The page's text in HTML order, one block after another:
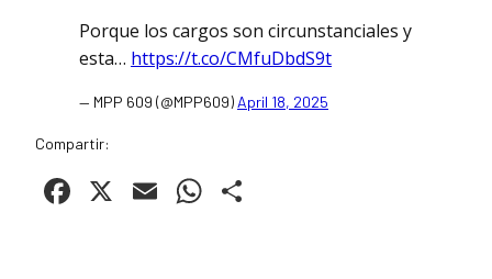
Porque los cargos son circunstanciales y
esta… https://t.co/CMfuDbdS9t
— MPP 609 (@MPP609) April 18, 2025
Compartir:
Facebook
X EmailWhatsApp